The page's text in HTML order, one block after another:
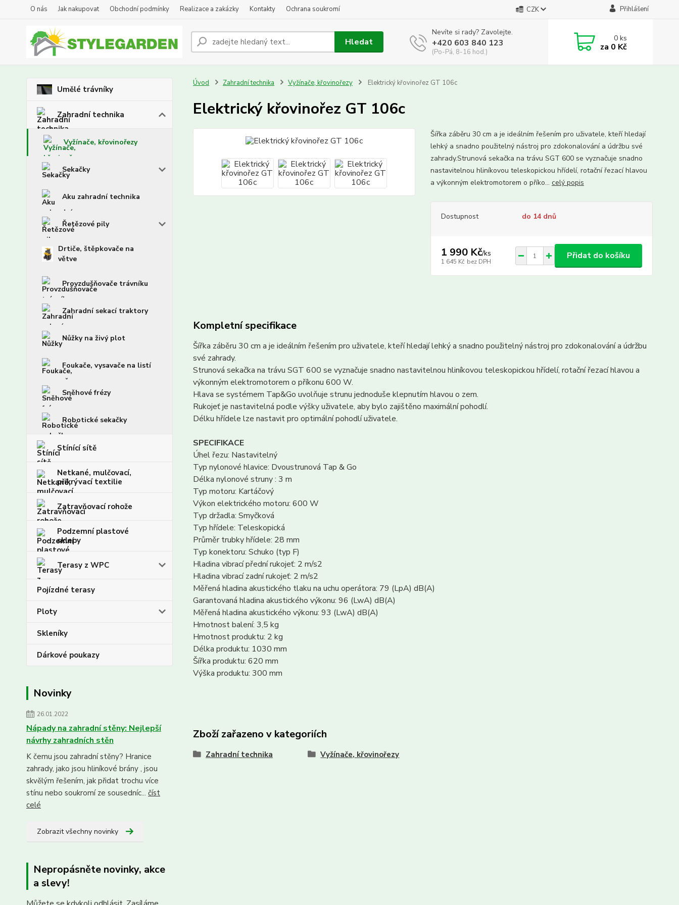
O nás Jak nakupovat Obchodní podmínky Realizace a zakázky Kontakty Ochrana soukromí CZK Přihlášení
Hledat
Nevíte si rady? Zavolejte.
+420 603 840 123
(Po-Pá, 8-16 hod.)
0ks
za 0 Kč
Umělé trávníky
Zahradní technika
Vyžínače, křovinořezy
Sekačky
Aku zahradní technika
Řetězové pily
Drtiče, štěpkovače na
větve
Provzdušňovače trávníku
Zahradní sekací traktory
Nůžky na živý plot
Foukače, vysavače na listí
Sněhové frézy
Robotické sekačky
Stínící sítě
Netkané, mulčovací,
přikrývací textilie
Zatravňovací rohože
Podzemní plastové
sklepy
Terasy z WPC
Pojízdné terasy
Ploty
Skleníky
Dárkové poukazy
Novinky
26.01.2022
Nápady na zahradní stěny: Nejlepší
návrhy zahradních stěn
K čemu jsou zahradní stěny? Hranice
zahrady, jako jsou hliníkové brány , jsou
skvělým řešením, jak přidat trochu více
stínu nebo soukromí ze sousedníc... číst
celé
Zobrazit všechny novinky
Nepropásněte novinky, akce
a slevy!
Úvod Zahradní technika Vyžínače, křovinořezy Elektrický křovinořez GT 106c
Elektrický křovinořez GT 106c
Šířka záběru 30 cm a je ideálním řešením pro uživatele, kteří hledají
lehký a snadno použitelný nástroj pro zdokonalování a údržbu své
zahrady.Strunová sekačka na trávu SGT 600 se vyznačuje snadno
nastavitelnou hliníkovou teleskopickou hřídelí, rotační řezací hlavou
a výkonným elektromotorem o příko... celý popis
Dostupnost do 14 dnů
1 990 Kč/ks
1 645 Kč bez DPH
Přidat do košíku
Kompletní specifikace
Šířka záběru 30 cm a je ideálním řešením pro uživatele, kteří hledají lehký a snadno použitelný nástroj pro zdokonalování a údržbu
své zahrady.
Strunová sekačka na trávu SGT 600 se vyznačuje snadno nastavitelnou hliníkovou teleskopickou hřídelí, rotační řezací hlavou a
výkonným elektromotorem o příkonu 600 W.
Hlava se systémem Tap&Go uvolňuje strunu jednoduše klepnutím hlavou o zem.
Rukojeť je nastavitelná podle výšky uživatele, aby bylo zajištěno maximální pohodlí.
Délku hřídele lze nastavit pro optimální pohodlí uživatele.
SPECIFIKACE
Úhel řezu: Nastavitelný
Typ nylonové hlavice: Dvoustrunová Tap & Go
Délka nylonové struny : 3 m
Typ motoru: Kartáčový
Výkon elektrického motoru: 600 W
Typ držadla: Smyčková
Typ hřídele: Teleskopická
Průměr trubky hřídele: 28 mm
Typ konektoru: Schuko (typ F)
Hladina vibrací přední rukojeť: 2 m/s2
Hladina vibrací zadní rukojeť: 2 m/s2
Měřená hladina akustického tlaku na uchu operátora: 79 (LpA) dB(A)
Garantovaná hladina akustického výkonu: 96 (LwA) dB(A)
Měřená hladina akustického výkonu: 93 (LwA) dB(A)
Hmotnost balení: 3,5 kg
Hmotnost produktu: 2 kg
Délka produktu: 1030 mm
Šířka produktu: 620 mm
Výška produktu: 300 mm
Zboží zařazeno v kategoriích
Zahradní technika Vyžínače, křovinořezy